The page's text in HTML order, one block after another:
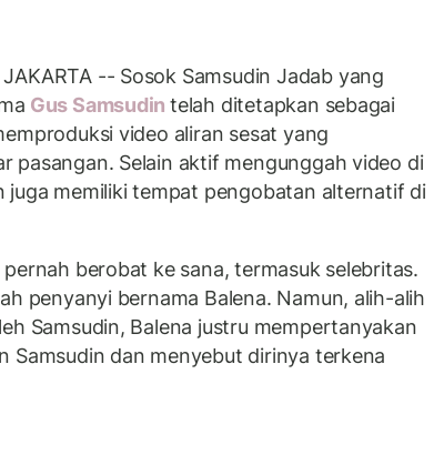
JAKARTA -- Sosok Samsudin Jadab yang
Gus Samsudintelah ditetapkan sebagai
video aliran sesat yang
pasangan. Selain aktif mengunggah video di
juga memiliki tempat pengobatan alternatif di
berobat ke sana, termasuk selebritas.
penyanyi bernama Balena. Namun, alih-alih
Samsudin, Balena justru mempertanyakan
Samsudin dan menyebut dirinya terkena